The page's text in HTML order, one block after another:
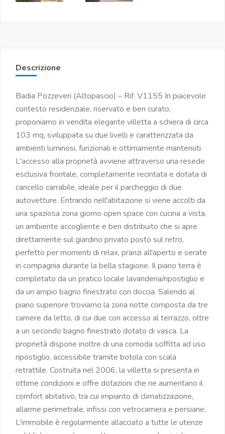
Descrizione
Badia Pozzeveri (Altopascio) – Rif. V1155 In piacevole
contesto residenziale, riservato e ben curato,
proponiamo in vendita elegante villetta a schiera di circa
103 mq, sviluppata su due livelli e caratterizzata da
ambienti luminosi, funzionali e ottimamente mantenuti.
L'accesso alla proprietà avviene attraverso una resede
esclusiva frontale, completamente recintata e dotata di
cancello carrabile, ideale per il parcheggio di due
autovetture. Entrando nell'abitazione si viene accolti da
una spaziosa zona giorno open space con cucina a vista,
un ambiente accogliente e ben distribuito che si apre
direttamente sul giardino privato posto sul retro,
perfetto per momenti di relax, pranzi all'aperto e serate
in compagnia durante la bella stagione. Il piano terra è
completato da un pratico locale lavanderia/ripostiglio e
da un ampio bagno finestrato con doccia. Salendo al
piano superiore troviamo la zona notte composta da tre
camere da letto, di cui due con accesso al terrazzo, oltre
a un secondo bagno finestrato dotato di vasca. La
proprietà dispone inoltre di una comoda soffitta ad uso
ripostiglio, accessibile tramite botola con scala
retrattile. Costruita nel 2006, la villetta si presenta in
ottime condizioni e offre dotazioni che ne aumentano il
comfort abitativo, tra cui impianto di climatizzazione,
allarme perimetrale, infissi con vetrocamera e persiane.
L'immobile è regolarmente allacciato a tutte le utenze